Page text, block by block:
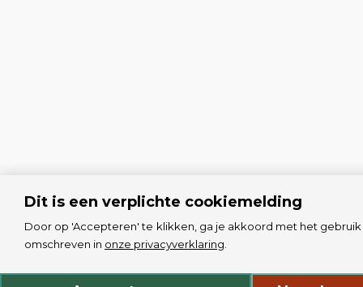
Dit is een verplichte cookiemelding
Door op 'Accepteren' te klikken, ga je akkoord met het gebruik
omschreven in onze privacyverklaring